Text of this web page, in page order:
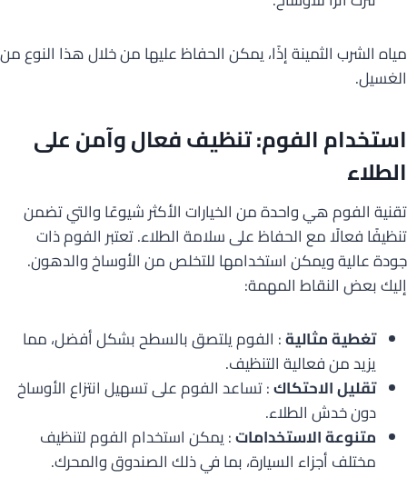
مياه الشرب الثمينة إذًا، يمكن الحفاظ عليها من خلال هذا النوع من
الغسيل.
استخدام الفوم: تنظيف فعال وآمن على
الطلاء
تقنية الفوم هي واحدة من الخيارات الأكثر شيوعًا والتي تضمن
تنظيفًا فعالًا مع الحفاظ على سلامة الطلاء. تعتبر الفوم ذات
جودة عالية ويمكن استخدامها للتخلص من الأوساخ والدهون.
إليك بعض النقاط المهمة:
تغطية مثالية: الفوم يلتصق بالسطح بشكل أفضل، مما
يزيد من فعالية التنظيف.
تقليل الاحتكاك: تساعد الفوم على تسهيل انتزاع الأوساخ
دون خدش الطلاء.
متنوعة الاستخدامات: يمكن استخدام الفوم لتنظيف
مختلف أجزاء السيارة، بما في ذلك الصندوق والمحرك.